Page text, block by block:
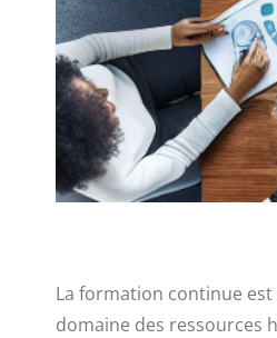
La formation continue
domaine des ressources